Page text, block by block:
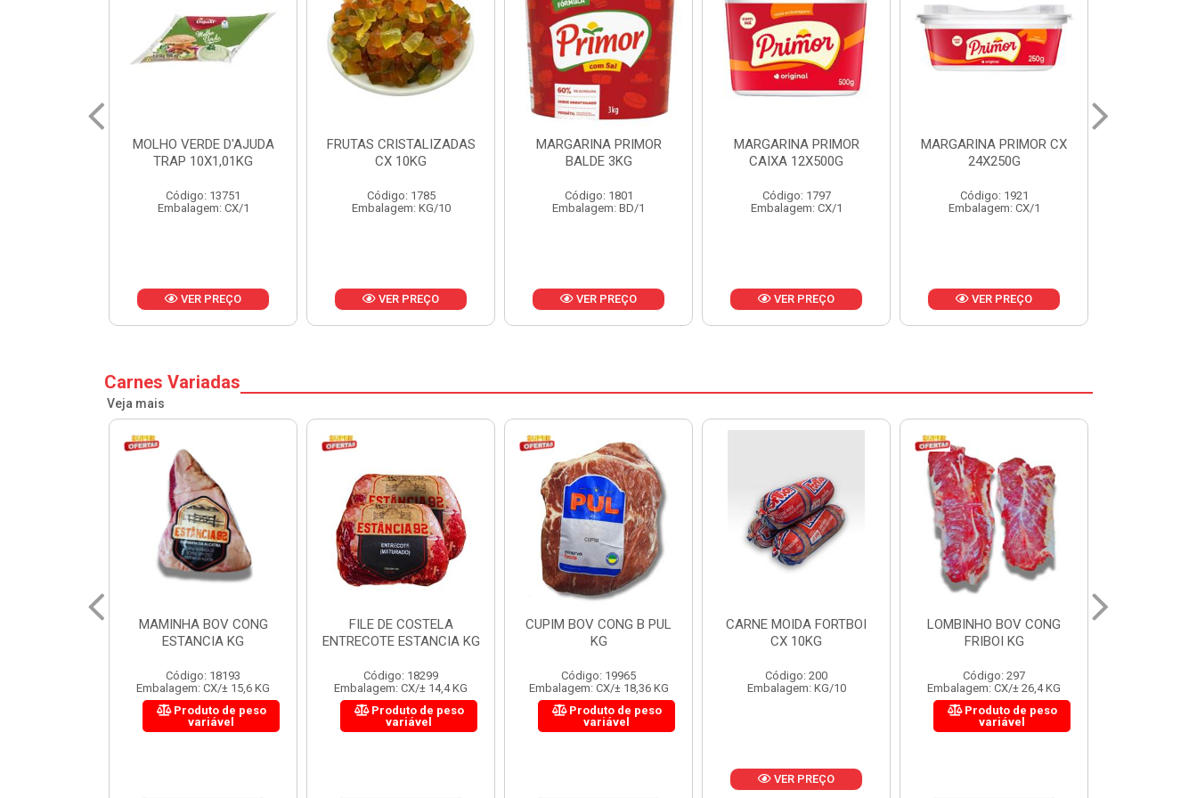
FRUTAS CRISTALIZADAS
CX 10KG
Código: 1785
Embalagem: KG/10
VER PREÇO
MARGARINA PRIMOR
BALDE 3KG
Código: 1801
Embalagem: BD/1
VER PREÇO
MARGARINA PRIMOR
CAIXA 12X500G
Código: 1797
Embalagem: CX/1
VER PREÇO
MARGARINA PRIMOR CX
24X250G
Código: 1921
Embalagem: CX/1
VER PREÇO
MARGARINA DELICIA
CAIXA 24X250G
Código: 6958
Embalagem: CX/1
VER PREÇO
Carnes Variadas
Veja mais
FILE DE COSTELA
ENTRECOTE ESTANCIA KG
Código: 18299
Embalagem: CX/± 14,4 KG
Produto de peso
variável
CUPIM BOV CONG B PUL
KG
Código: 19965
Embalagem: CX/± 18,36 KG
Produto de peso
variável
CARNE MOIDA FORTBOI
CX 10KG
Código: 200
Embalagem: KG/10
LOMBINHO BOV CONG
FRIBOI KG
Código: 297
Embalagem: CX/± 26,4 KG
FIGADO BOV CONG FRIBOI
KG
Código: 222
Embalagem: CX/± 30,12 KG
Produto de peso
variável